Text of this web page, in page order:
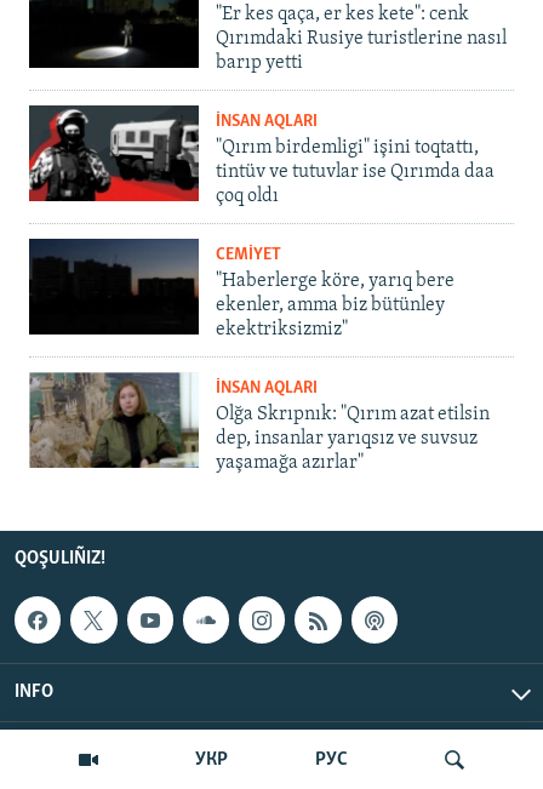
УКР РУС
"Er kes qaça, er kes kete": cenk
Qırımdaki Rusiye turistlerine nasıl
barıp yetti
İNSAN AQLARI
"Qırım birdemligi" işini toqtattı,
tintüv ve tutuvlar ise Qırımda daa
çoq oldı
CEMİYET
"Haberlerge köre, yarıq bere
ekenler, amma biz bütünley
ekektriksizmiz"
İNSAN AQLARI
Olğa Skrıpnık: "Qırım azat etilsin
dep, insanlar yarıqsız ve suvsuz
yaşamağa azırlar"
QOŞULIÑIZ!
INFO
© Qırım.Aqiqat, 2026 | All Rights Reserved.